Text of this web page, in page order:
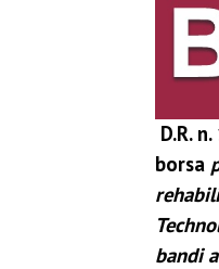
D.R.
borsa
bandi